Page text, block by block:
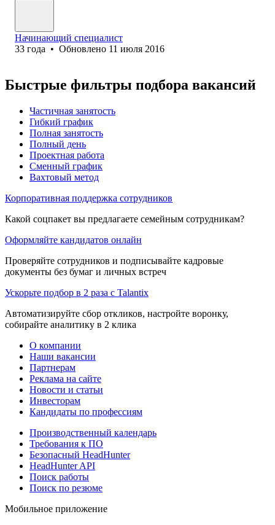
Начинающий специалист
33 года • Обновлено 11 июля 2016
Быстрые фильтры подбора вакансий
Частичная занятость
Гибкий график
Полная занятость
Полный день
Проектная работа
Сменный график
Вахтовый метод
Корпоративная поддержка сотрудников
Какой соцпакет вы предлагаете семейным сотрудникам?
Оформляйте кандидатов онлайн
Проверяйте сотрудников и подписывайте кадровые
документы без бумаг и личных встреч
Ускорьте подбор в 2 раза с Talantix
Автоматизируйте сбор откликов, настройте воронку,
собирайте аналитику в 2 клика
О компании
Наши вакансии
Партнерам
Реклама на сайте
Новости и статьи
Инвесторам
Кандидаты по профессиям
Производственный календарь
Требования к ПО
Безопасный HeadHunter
HeadHunter API
Поиск работы
Поиск по резюме
Мобильное приложение